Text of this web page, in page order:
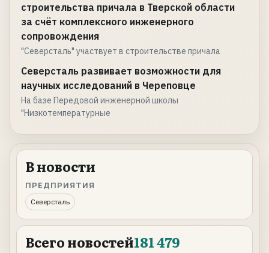
строительства причала в Тверской области
за счёт комплексного инженерного
сопровождения
"Северсталь" участвует в строительстве причала
Северсталь развивает возможности для
научных исследований в Череповце
На базе Передовой инженерной школы
"Низкотемпературные
В новости
ПРЕДПРИЯТИЯ
Северсталь
Всего новостей181 479